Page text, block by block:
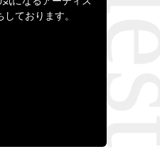
ております。